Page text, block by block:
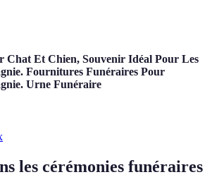
Chat Et Chien, Souvenir Idéal Pour Les
Fournitures Funéraires Pour
Urne Funéraire
les cérémonies funéraires